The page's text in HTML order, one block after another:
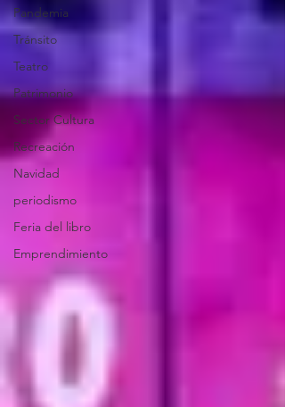
Pandemia
Tránsito
Teatro
Patrimonio
Sector Cultura
Recreación
Navidad
periodismo
Feria del libro
Emprendimiento